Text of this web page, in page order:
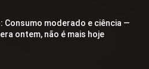
Consumo moderado e ciência —
ontem, não é mais hoje